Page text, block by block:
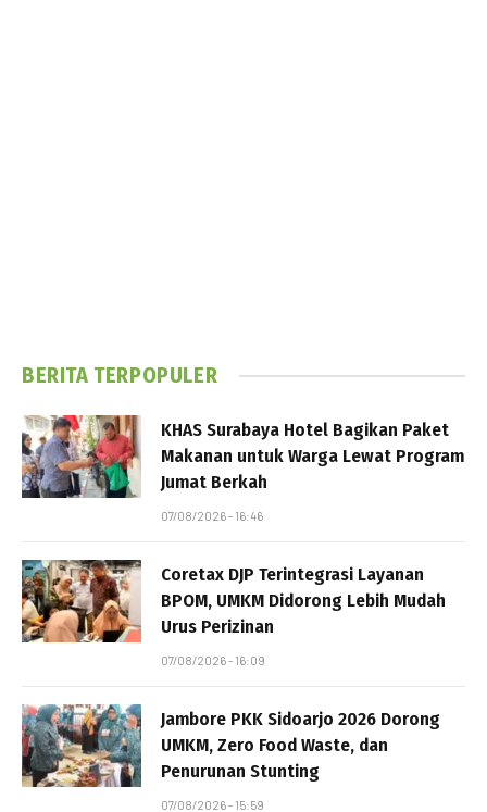
BERITA TERPOPULER
KHAS Surabaya Hotel Bagikan Paket
Makanan untuk Warga Lewat Program
Jumat Berkah
07/08/2026 - 16:46
Coretax DJP Terintegrasi Layanan
BPOM, UMKM Didorong Lebih Mudah
Urus Perizinan
07/08/2026 - 16:09
Jambore PKK Sidoarjo 2026 Dorong
UMKM, Zero Food Waste, dan
Penurunan Stunting
07/08/2026 - 15:59